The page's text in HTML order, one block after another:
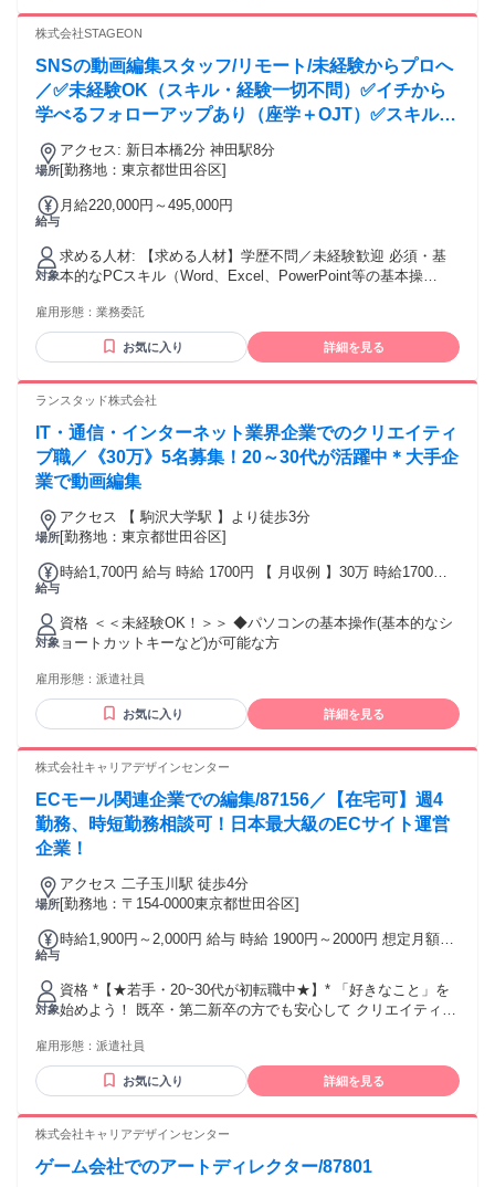
数増加に伴う追加人員募集となります。 学歴・資格 学歴：大
株式会社STAGEON
SNSの動画編集スタッフ/リモート/未経験からプロへ
／✅未経験OK（スキル・経験一切不問）✅イチから
学べるフォローアップあり（座学＋OJT）✅スキル習
得期間後フルリモートOK（必要に応じてオフィス稼
働あり）✅ゆくゆくはプロデューサーを目指せる（顧
場所
アクセス: 新日本橋2分 神田駅8分
[勤務地：東京都世田谷区]
給与
月給220,000円～495,000円
対象
求める人材: 【求める人材】学歴不問／未経験歓迎 必須・基
本的なPCスキル（Word、Excel、PowerPoint等の基本操
きる方（業務で使用） 歓迎（なくてもOK）・Premiere Pro／
Photoshopの基本スキル・営業、接客、販売などの対人コミュ
ニケーション経験・マーケティング／SNS運用への興味
雇用形態： 業務委託
お気に入り 詳細を見る
ランスタッド株式会社
IT・通信・インターネット業界企業でのクリエイティ
ブ職／《30万》5名募集！20～30代が活躍中＊大手企
業で動画編集
場所
アクセス 【 駒沢大学駅 】より徒歩3分
[勤務地：東京都世田谷区]
給与
時給1,700円 給与 時給 1700円 【 月収例 】30万 時給1700円
ります 交通費：交通費支給 実費支給／当社規定あり。【 上
限4万まで 】支給いたします！(※バス代支給あり、弊社規定
に基づく)
対象
資格 ＜＜未経験OK！＞＞ ◆パソコンの基本操作(基本的なシ
ョートカットキーなど)が可能な方
雇用形態： 派遣社員
お気に入り 詳細を見る
株式会社キャリアデザインセンター
ECモール関連企業での編集/87156／【在宅可】週4
勤務、時短勤務相談可！日本最大級のECサイト運営
企業！
場所
アクセス 二子玉川駅 徒歩4分
[勤務地：〒154-0000東京都世田谷区]
給与
時給1,900円～2,000円 給与 時給 1900円～2000円 想定月額：
対象
資格 *【★若手・20~30代が初転職中★】* 「好きなこと」を
始めよう！ 既卒・第二新卒の方でも安心して クリエイティブ
作成がある方(キャッチコピー、商品等説明文、かんたんなバ
ナー作成)
雇用形態： 派遣社員
お気に入り 詳細を見る
株式会社キャリアデザインセンター
ゲーム会社でのアートディレクター/87801